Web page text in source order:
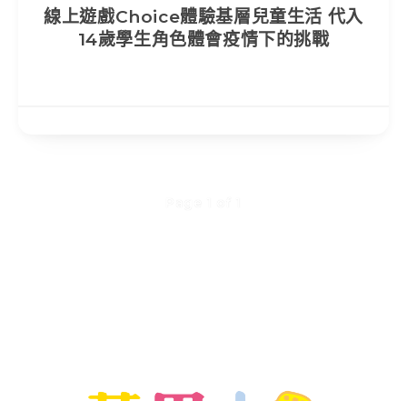
線上遊戲Choice體驗基層兒童生活 代入
14歲學生角色體會疫情下的挑戰